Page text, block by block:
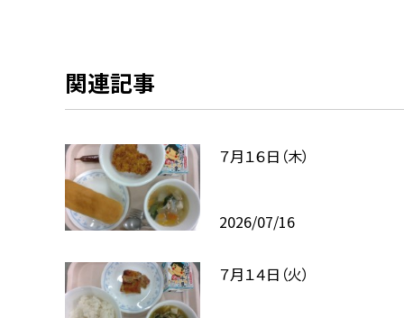
関連記事
７月１６日（木）
2026/07/16
７月１４日（火）